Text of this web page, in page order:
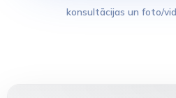
konsultācijas un foto/